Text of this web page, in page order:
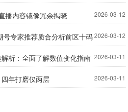
播内容镜像冗余揭晓 2026-03-12
号专家推荐质合分析前区十码2026-03-12
析：全面了解数值变化指南 2026-03-11
年打磨仅两层 2026-03-11